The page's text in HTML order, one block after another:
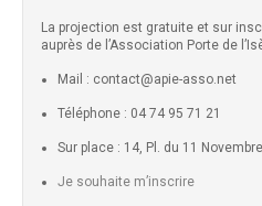
La projection est gratuite et sur
auprès de l’Association Porte de
Mail : contact@apie-asso.net
Téléphone : 04 74 95 71 21
Sur place : 14, Pl. du 11
Je souhaite m’inscrire